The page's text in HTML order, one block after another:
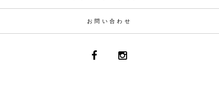
お問い合わせ